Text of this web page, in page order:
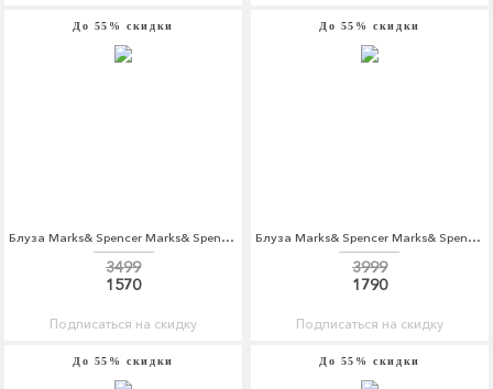
До 55% скидки
Блуза Marks& Spencer Marks& Spencer MA178EWCLYP7
3499
1570
Подписаться на скидку
До 55% скидки
Блуза Marks& Spencer Marks& Spencer MA178EWBKYW9
3999
1790
Подписаться на скидку
До 55% скидки До 55% скидки